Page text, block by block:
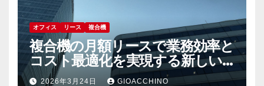
オフィス リース 複合機
複合機の月額リースで業務効率と
コスト最適化を実現する新しい
選択肢
2026年3月24日 GIOACCHINO